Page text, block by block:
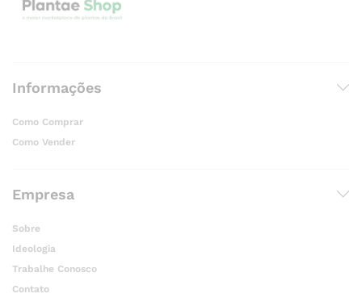
Informações
Como Comprar
Como Vender
Empresa
Sobre
Ideologia
Trabalhe Conosco
Contato